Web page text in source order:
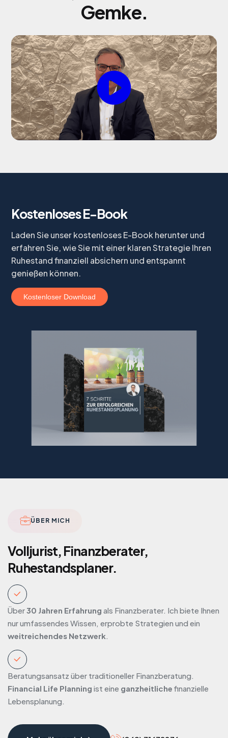
Gemke.
Kostenloses E-Book
Laden Sie unser kostenloses E-Book herunter und
erfahren Sie, wie Sie mit einer klaren Strategie Ihren
Ruhestand finanziell absichern und entspannt
genießen können.
Kostenloser Download
ÜBER MICH
Volljurist, Finanzberater,
Ruhestandsplaner.
Über30 Jahren Erfahrung als Finanzberater. Ich biete Ihnen
nur umfassendes Wissen, erprobte Strategien und ein
weitreichendes Netzwerk.
Beratungsansatz über traditioneller Finanzberatung.
Financial Life Planning ist eine ganzheitliche finanzielle
Lebensplanung.